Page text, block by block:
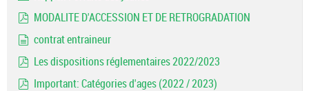
MODALITE D'ACCESSION ET DE RETROGRADATION
contrat entraineur
Les dispositions réglementaires 2022/2023
Important: Catégories d'ages (2022 / 2023)